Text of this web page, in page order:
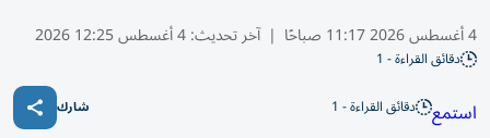
4 أغسطس 2026 11:17 صباحًا | آخر تحديث:4 أغسطس 12:25 2026
دقائق القراءة - 1
استمع دقائق القراءة - 1 شارك